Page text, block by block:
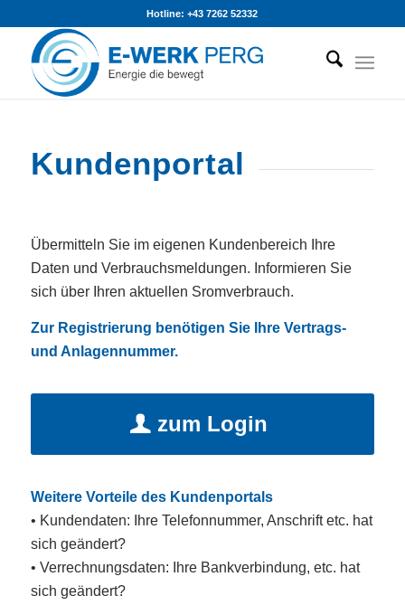
Hotline: +43 7262 52332
Kundenportal
Übermitteln Sie im eigenen Kundenbereich Ihre
Daten und Verbrauchsmeldungen. Informieren Sie
sich über Ihren aktuellen Sromverbrauch.
Zur Registrierung benötigen Sie Ihre Vertrags-
und Anlagennummer.
zum Login
Weitere Vorteile des Kundenportals
• Kundendaten: Ihre Telefonnummer, Anschrift etc. hat
sich geändert?
• Verrechnungsdaten: Ihre Bankverbindung, etc. hat
sich geändert?